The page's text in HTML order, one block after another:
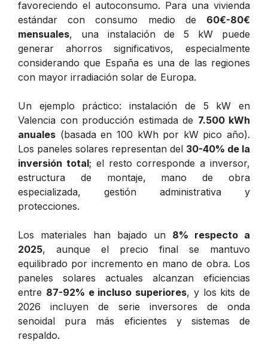
favoreciendo el autoconsumo. Para una vivienda
estándar con consumo medio de 60€-80€
mensuales, una instalación de 5 kW puede
generar ahorros significativos, especialmente
considerando que España es una de las regiones
con mayor irradiación solar de Europa.
Un ejemplo práctico: instalación de 5 kW en
Valencia con producción estimada de 7.500 kWh
anuales (basada en 100 kWh por kW pico año).
Los paneles solares representan del 30-40% de la
inversión total; el resto corresponde a inversor,
estructura de montaje, mano de obra
especializada, gestión administrativa y
protecciones.
Los materiales han bajado un 8% respecto a
2025, aunque el precio final se mantuvo
equilibrado por incremento en mano de obra. Los
paneles solares actuales alcanzan eficiencias
entre 87-92% e incluso superiores, y los kits de
2026 incluyen de serie inversores de onda
senoidal pura más eficientes y sistemas de
respaldo.